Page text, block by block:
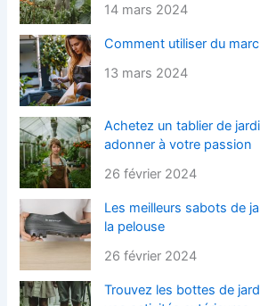
14 mars 2024
Comment utiliser du
13 mars 2024
Achetez un tablier de
adonner à votre passion
26 février 2024
Les meilleurs sabots de
la pelouse
26 février 2024
Trouvez les bottes de